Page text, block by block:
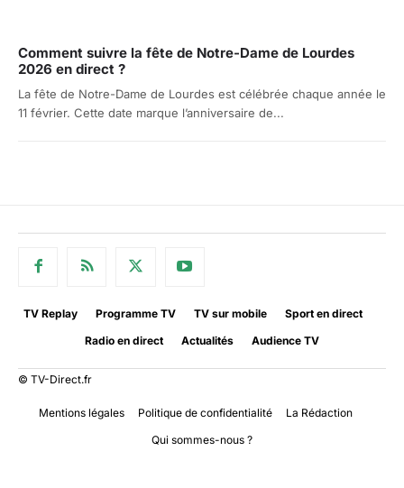
Comment suivre la fête de Notre-Dame de Lourdes
2026 en direct ?
La fête de Notre-Dame de Lourdes est célébrée chaque année le
11 février. Cette date marque l’anniversaire de...
TV Replay Programme TV TV sur mobile
Sport en direct
Radio en direct
Actualités Audience TV
© TV-Direct.fr
Mentions légales Politique de confidentialité
La Rédaction
Qui sommes-nous ?